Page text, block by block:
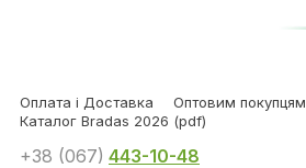
Оплата і Доставка
Оптовим покупцям
Каталог Bradas 2026 (pdf)
+38 (067) 443-10-48